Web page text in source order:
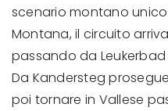
scenario montano
Montana, il circuito
passando da
Da Kandersteg
poi tornare in Vallese